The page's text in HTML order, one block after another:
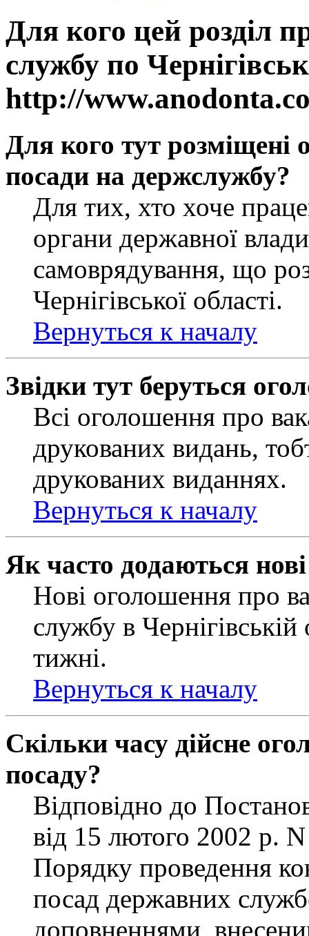
Для кого цей розділ
службу по
http://
Для кого тут розміщені
посади на держслужбу?
Для тих, хто хоче
органи державної
самоврядування, що
Чернігівської області.
Вернуться к началу
Звідки тут беруться
Всі оголошення про
друкованих видань,
друкованих виданнях.
Вернуться к началу
Як часто додаються
Нові оголошення про
службу в
тижні.
Вернуться к началу
Скільки часу дійсне
посаду?
Відповідно до
від 15 лютого 2002 р.
Порядку проведення
посад державних
доповненнями,